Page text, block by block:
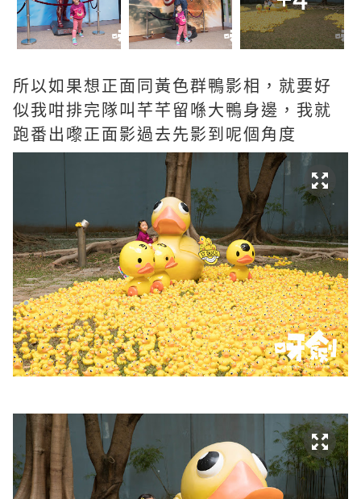
所以如果想正面同黃色群鴨影相，就要好
似我咁排完隊叫芊芊留喺大鴨身邊，我就
跑番出嚟正面影過去先影到呢個角度